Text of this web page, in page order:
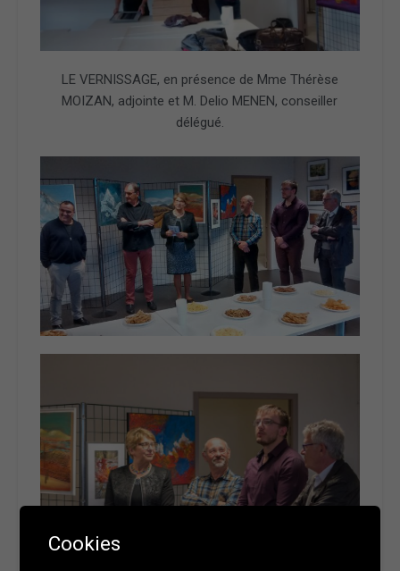
LE VERNISSAGE, en présence de Mme Thérèse
MOIZAN, adjointe et M. Delio MENEN, conseiller
délégué.
Cookies